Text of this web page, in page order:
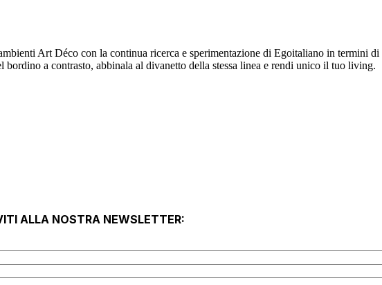
Art Déco con la continua ricerca e sperimentazione di Egoitaliano in termini
a contrasto, abbinala al divanetto della stessa linea e rendi unico il tuo living.
ALLA NOSTRA NEWSLETTER: